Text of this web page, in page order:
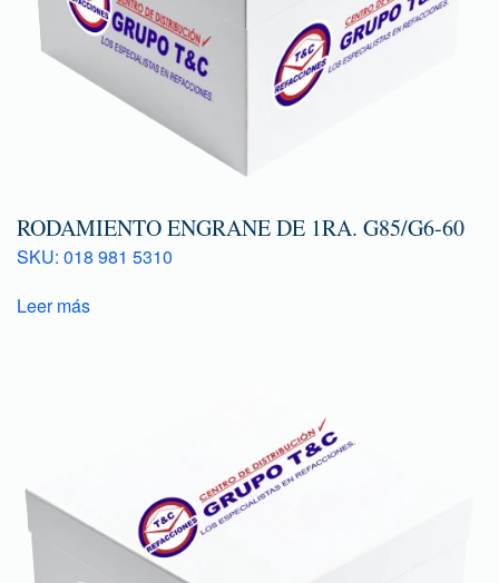
RODAMIENTO ENGRANE DE 1RA. G85/G6-60
SKU: 018 981 5310
Leer más